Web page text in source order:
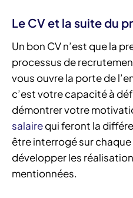
Le CV et la suite du
Un bon CV n’est que la
processus de
vous ouvre la porte de
c’est votre capacité à
démontrer votre
salairequi feront la
être interrogé sur
développer les
mentionnées.